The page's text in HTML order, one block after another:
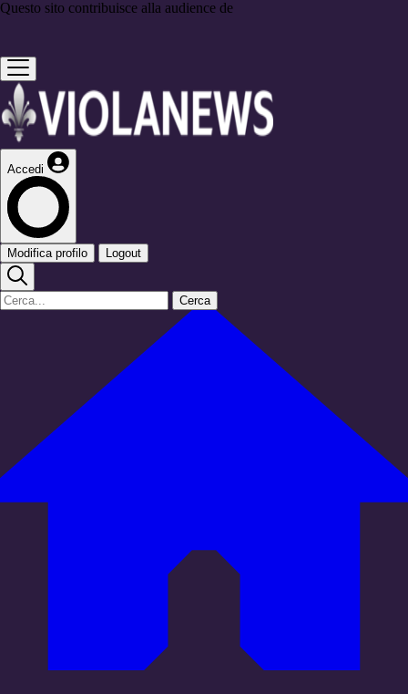
Questo sito contribuisce alla audience de
Accedi
Modifica profilo Logout
Cerca